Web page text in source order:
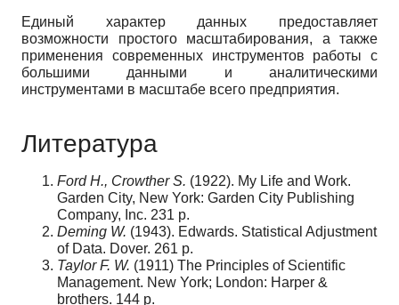
Единый характер данных предоставляет
возможности простого масштабирования, а также
применения современных инструментов работы с
большими данными и аналитическими
инструментами в масштабе всего предприятия.
Литература
Ford H., Crowther S. (1922). My Life and Work.
Garden City, New York: Garden City Publishing
Company, Inc. 231 p.
Deming W. (1943). Edwards. Statistical Adjustment
of Data. Dover. 261 p.
Taylor F. W. (1911) The Principles of Scientific
Management. New York; London: Harper &
brothers. 144 p.